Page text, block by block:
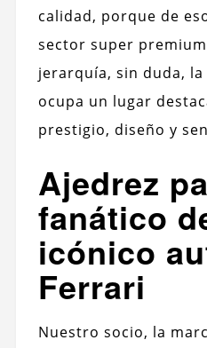
calidad, porque de
sector super
jerarquía, sin duda,
ocupa un lugar
prestigio, diseño y
Ajedrez
fanático
icónico
Ferrari
Nuestro socio, la